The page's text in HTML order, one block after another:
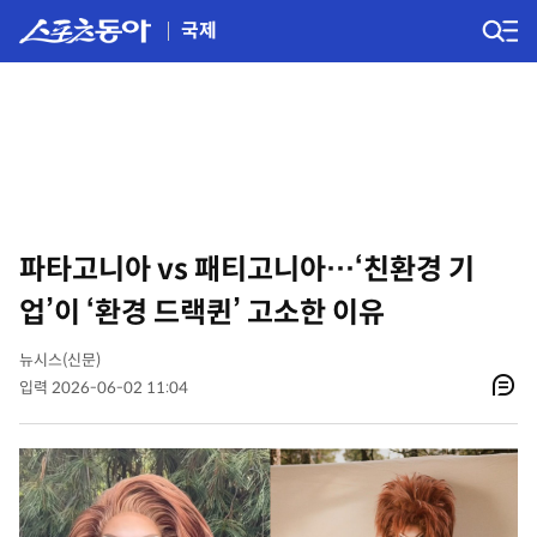
국제
파타고니아 vs 패티고니아…‘친환경 기
업’이 ‘환경 드랙퀸’ 고소한 이유
뉴시스(신문)
입력 2026-06-02 11:04